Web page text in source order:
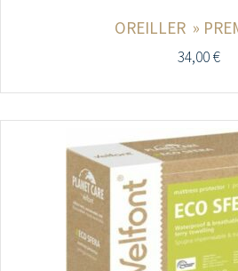
OREILLER »
34,00€